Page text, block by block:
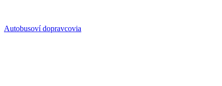
Autobusoví dopravcovia